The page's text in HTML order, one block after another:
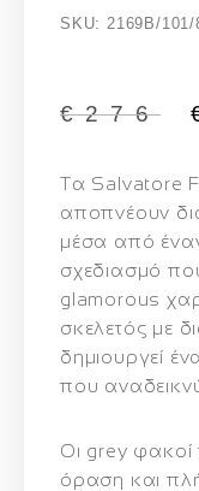
SKU: 2169B/101/
€276
Τα Salvatore
αποπνέουν
μέσα από
σχεδιασμό
glamorous
σκελετός με
δημιουργεί
που
Οι grey
όραση και